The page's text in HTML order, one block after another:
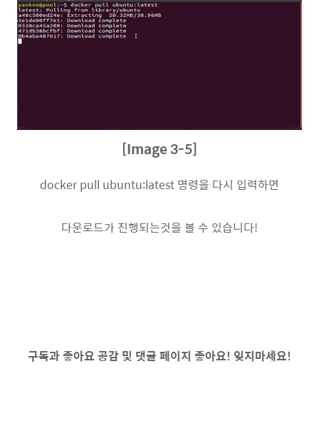
[Image 3-5]
docker pull ubuntu:latest 명령을 다시 입력하면
다운로드가 진행되는것을 볼 수 있습니다!
구독과 좋아요 공감 및 댓글 페이지 좋아요! 잊지마세요!